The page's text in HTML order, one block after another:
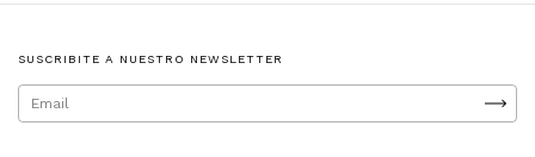
SUSCRIBITE A NUESTRO NEWSLETTER